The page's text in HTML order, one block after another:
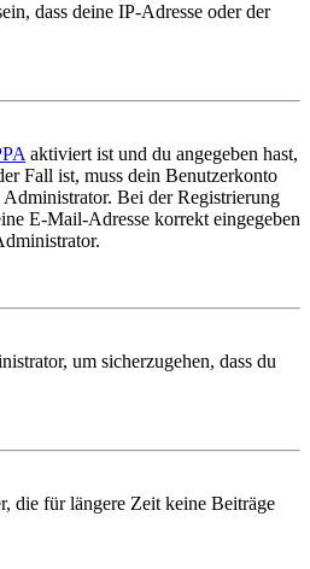
dass deine IP-Adresse oder der
aktiviert ist und du angegeben hast,
Fall ist, muss dein Benutzerkonto
Bei der Registrierung
E-Mail-Adresse korrekt eingegeben
um sicherzugehen, dass du
die für längere Zeit keine Beiträge